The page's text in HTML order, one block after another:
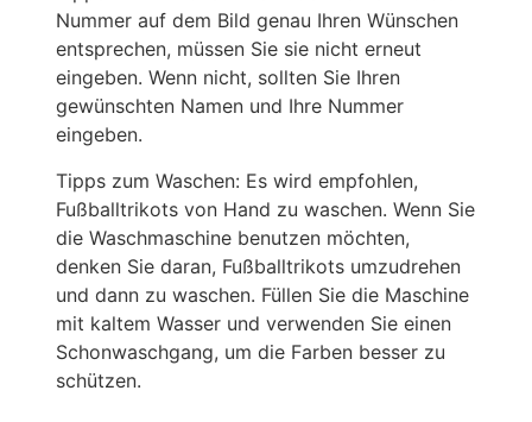
Nummer auf dem Bild genau Ihren Wünschen
entsprechen, müssen Sie sie nicht erneut
eingeben. Wenn nicht, sollten Sie Ihren
gewünschten Namen und Ihre Nummer
eingeben.
Tipps zum Waschen: Es wird empfohlen,
Fußballtrikots von Hand zu waschen. Wenn Sie
die Waschmaschine benutzen möchten,
denken Sie daran, Fußballtrikots umzudrehen
und dann zu waschen. Füllen Sie die Maschine
mit kaltem Wasser und verwenden Sie einen
Schonwaschgang, um die Farben besser zu
schützen.